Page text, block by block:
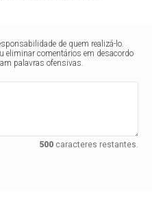
de quem realizá-lo.
eliminar comentários em desacordo
palavras ofensivas.
500caracteres restantes.